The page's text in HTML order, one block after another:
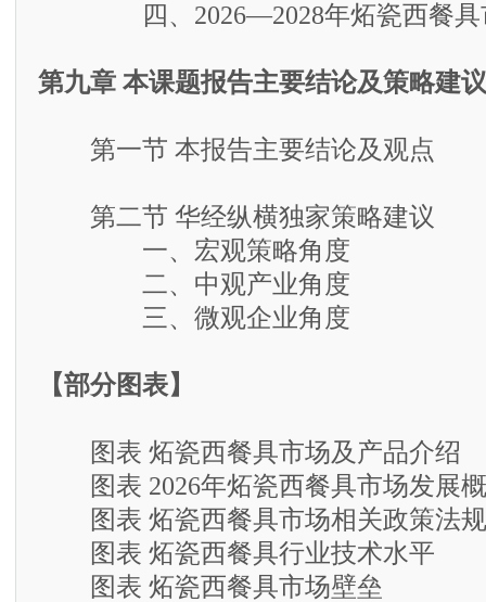
四、2026—2028年炻瓷西餐具
第九章 本课题报告主要结论及策略建议
第一节 本报告主要结论及观点
第二节 华经纵横独家策略建议
一、宏观策略角度
二、中观产业角度
三、微观企业角度
【部分图表】
图表 炻瓷西餐具市场及产品介绍
图表 2026年炻瓷西餐具市场发展
图表 炻瓷西餐具市场相关政策法规
图表 炻瓷西餐具行业技术水平
图表 炻瓷西餐具市场壁垒